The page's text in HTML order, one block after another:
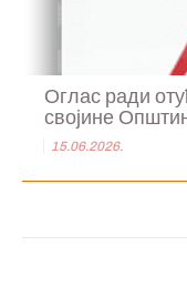
Оглас ради
својине
15.06.2026.